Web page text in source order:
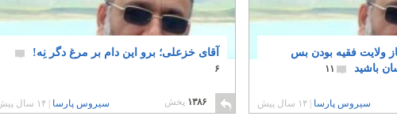
ولایت فقیه بودن بس
باشید
۱۱
سیروس پارسا |۱۴ سال پیش
آقای خزعلی؛ برو این دام بر مرغ دگر نِه!
۶
۱۳۸۶ پخش سیروس پارسا ۱۴ سال پیش